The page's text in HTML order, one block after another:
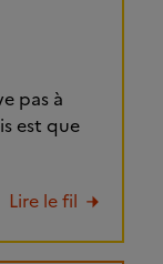
pas à
est que
Lire le fil